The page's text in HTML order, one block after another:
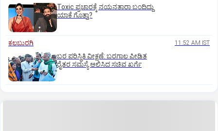
Toxic ಪ್ರಚಾರಕ್ಕೆ ನಯನತಾರಾ ಬಂದಿದ್ದು
ಯಾಕೆ ಗೊತ್ತಾ?
ಕಲಬುರಗಿ 11:52 AM IST
ಬರ ಪರಿಸ್ಥಿತಿ ವೀಕ್ಷಣೆ: ಬರಗಾಲ ಪೀಡಿತ
ರೈತರ ಸಮಸ್ಯೆ ಆಲಿಸಿದ ಸಚಿವ ಖರ್ಗೆ